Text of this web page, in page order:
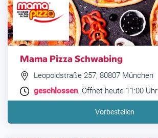
Mama Pizza Schwabing
Leopoldstraße 257, 80807 München
geschlossen. Öffnet heute 11:00 Uhr
Vorbestellen